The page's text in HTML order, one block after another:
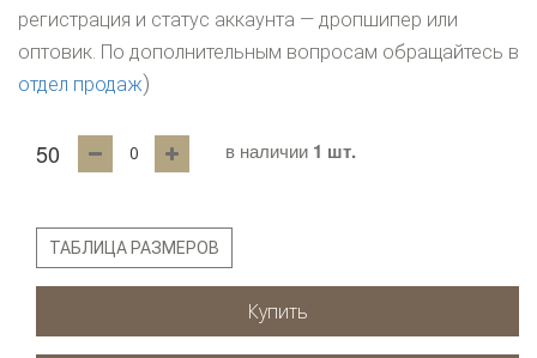
регистрация и статус аккаунта — дропшипер или
оптовик. По дополнительным вопросам обращайтесь в
отдел продаж)
50 в наличии 1 шт.
ТАБЛИЦА РАЗМЕРОВ
Купить